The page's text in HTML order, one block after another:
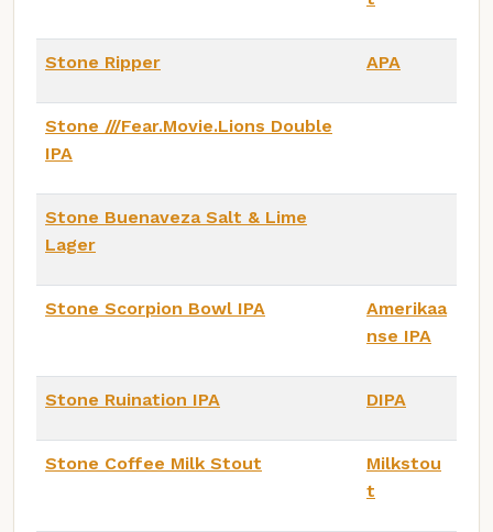
Stone Ripper APA
Stone ///Fear.Movie.Lions Double
IPA
Stone Buenaveza Salt & Lime
Lager
Stone Scorpion Bowl IPA
Amerikaa
nse IPA
Stone Ruination IPA DIPA
Stone Coffee Milk Stout
Milkstou
t